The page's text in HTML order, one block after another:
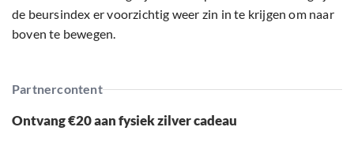
de beursindex er voorzichtig weer zin in te krijgen om naar
boven te bewegen.
Partnercontent
Ontvang €20 aan fysiek zilver cadeau